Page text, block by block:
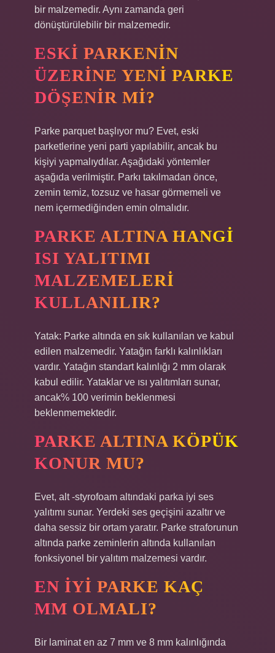
bir malzemedir. Aynı zamanda geri
dönüştürülebilir bir malzemedir.
ESKI PARKENIN
ÜZERINE YENI PARKE
DÖŞENIR MI?
Parke parquet başlıyor mu? Evet, eski
parketlerine yeni parti yapılabilir, ancak bu
kişiyi yapmalıydılar. Aşağıdaki yöntemler
aşağıda verilmiştir. Parkı takılmadan önce,
zemin temiz, tozsuz ve hasar görmemeli ve
nem içermediğinden emin olmalıdır.
PARKE ALTINA HANGI
ISI YALITIMI
MALZEMELERI
KULLANILIR?
Yatak: Parke altında en sık kullanılan ve kabul
edilen malzemedir. Yatağın farklı kalınlıkları
vardır. Yatağın standart kalınlığı 2 mm olarak
kabul edilir. Yataklar ve ısı yalıtımları sunar,
ancak% 100 verimin beklenmesi
beklenmemektedir.
PARKE ALTINA KÖPÜK
KONUR MU?
Evet, alt -styrofoam altındaki parka iyi ses
yalıtımı sunar. Yerdeki ses geçişini azaltır ve
daha sessiz bir ortam yaratır. Parke straforunun
altında parke zeminlerin altında kullanılan
fonksiyonel bir yalıtım malzemesi vardır.
EN IYI PARKE KAÇ
MM OLMALI?
Bir laminat en az 7 mm ve 8 mm kalınlığında